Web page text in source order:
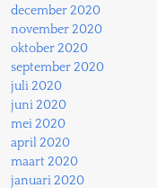
december 2020
november 2020
oktober 2020
september 2020
juli 2020
juni 2020
mei 2020
april 2020
maart 2020
januari 2020